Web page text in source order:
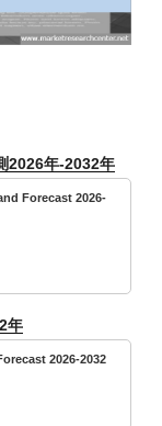
2026年-2032年
Forecast 2026-
年
2026-2032